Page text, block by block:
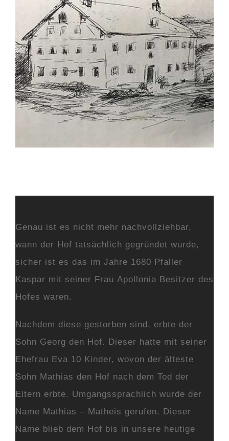
Genau ist es nicht mehr nachvollziehbar,
wann der Hof tatsächlich gegründet wurde,
sicher ist es das im Jahre 1680 Pfaller
Kaspar mit seiner Frau Apollonia Besitzer des
Hofes waren.
Nachdem diese gestorben sind, erbte der
Sohn Georg den Hof. Dieser hatte mit seiner
Ehefrau Eva 10 Kinder, wovon der älteste
Sohn Mathias den Hof nach dem Tod der
Eltern erbte. Umgangssprachlich wurde der
Name Mathias – Matheis gerufen. Dieser
Name blieb dem Hof bis in unsere heutige